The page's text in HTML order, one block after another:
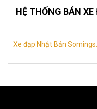
HỆ THỐNG BÁN
Xe đạp Nhật Bản